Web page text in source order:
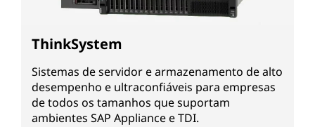
ThinkSystem
Sistemas de servidor e armazenamento de alto
desempenho e ultraconfiáveis para empresas
de todos os tamanhos que suportam
ambientes SAP Appliance e TDI.